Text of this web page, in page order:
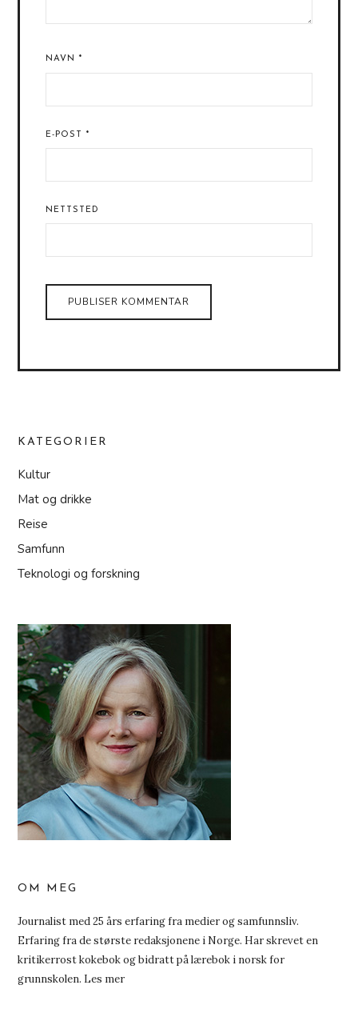
NAVN *
E-POST *
NETTSTED
KATEGORIER
Kultur
Mat og drikke
Reise
Samfunn
Teknologi og forskning
OM MEG
Journalist med 25 års erfaring fra medier og samfunnsliv.
Erfaring fra de største redaksjonene i Norge. Har skrevet en
kritikerrost kokebok og bidratt på lærebok i norsk for
grunnskolen. Les mer